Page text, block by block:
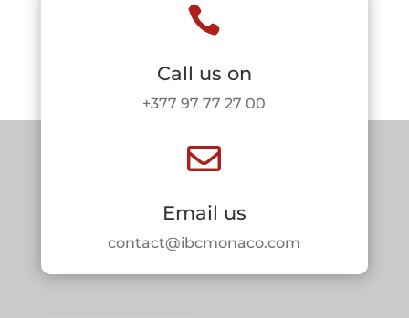

Call us on
+377 97 77 27 00

Email us
contact@ibcmonaco.com